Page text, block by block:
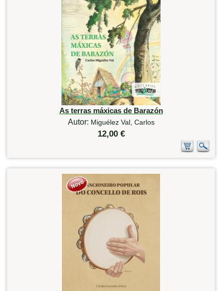
As terras máxicas de Barazón
Autor: Miguélez Val, Carlos
12,00 €